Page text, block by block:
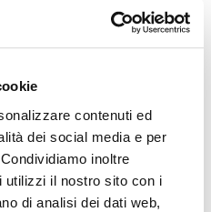
contenuti ed
dei social media e per
inoltre
utilizzi il nostro sito con i
di analisi dei dati web,
della stessa carità che
d’amicizia
cui l’amico trasse una
persona di fronte a